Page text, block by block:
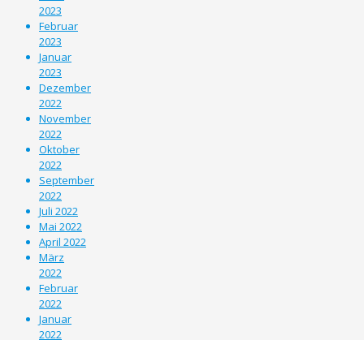
2023
Februar
2023
Januar
2023
Dezember
2022
November
2022
Oktober
2022
September
2022
Juli 2022
Mai 2022
April 2022
März
2022
Februar
2022
Januar
2022